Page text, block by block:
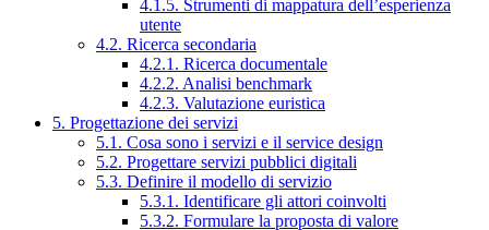
4.1.5. Strumenti di mappatura dell’esperienza
utente
4.2. Ricerca secondaria
4.2.1. Ricerca documentale
4.2.2. Analisi benchmark
4.2.3. Valutazione euristica
5. Progettazione dei servizi
5.1. Cosa sono i servizi e il service design
5.2. Progettare servizi pubblici digitali
5.3. Definire il modello di servizio
5.3.1. Identificare gli attori coinvolti
5.3.2. Formulare la proposta di valore